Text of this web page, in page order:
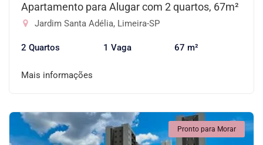
Apartamento para Alugar com 2 quartos, 67m²
Jardim Santa Adélia, Limeira-SP
2 Quartos 1 Vaga 67 m²
Mais informações
Pronto para Morar